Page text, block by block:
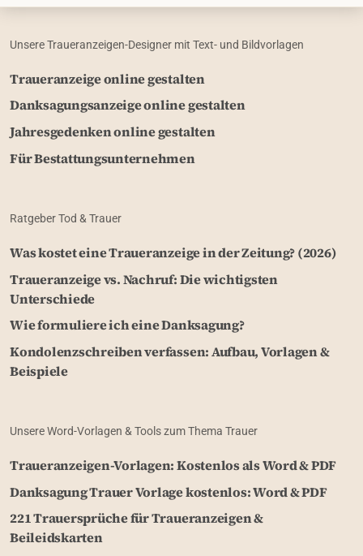
Unsere Traueranzeigen-Designer mit Text- und Bildvorlagen
Traueranzeige online gestalten
Danksagungsanzeige online gestalten
Jahresgedenken online gestalten
Für Bestattungsunternehmen
Ratgeber Tod & Trauer
Was kostet eine Traueranzeige in der Zeitung? (2026)
Traueranzeige vs. Nachruf: Die wichtigsten
Unterschiede
Wie formuliere ich eine Danksagung?
Kondolenzschreiben verfassen: Aufbau, Vorlagen &
Beispiele
Unsere Word-Vorlagen & Tools zum Thema Trauer
Traueranzeigen-Vorlagen: Kostenlos als Word & PDF
Danksagung Trauer Vorlage kostenlos: Word & PDF
221 Trauersprüche für Traueranzeigen &
Beileidskarten